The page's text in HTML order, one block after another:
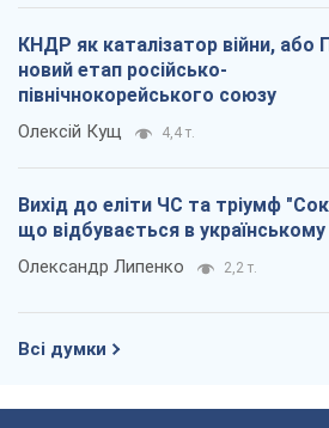
КНДР як каталізатор війни, або
новий етап російсько-
північнокорейського союзу
Олексій Кущ 4,4 т.
Вихід до еліти ЧС та тріумф
що відбувається в українському
Олександр Липенко 2,2 т.
Всі думки